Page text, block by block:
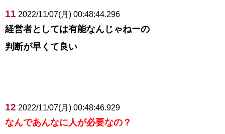
11 2022/11/07(月) 00:48:44.296
経営者としては有能なんじゃねーの
判断が早くて良い
12 2022/11/07(月) 00:48:46.929
なんであんなに人が必要なの？